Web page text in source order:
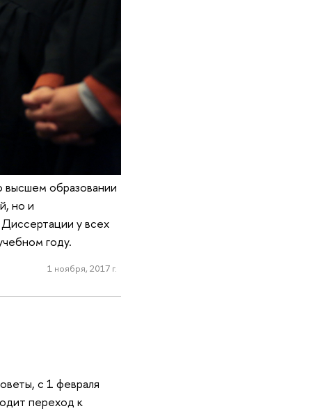
образовании
но и
у всех
году.
1 ноября, 2017 г.
с 1 февраля
переход к